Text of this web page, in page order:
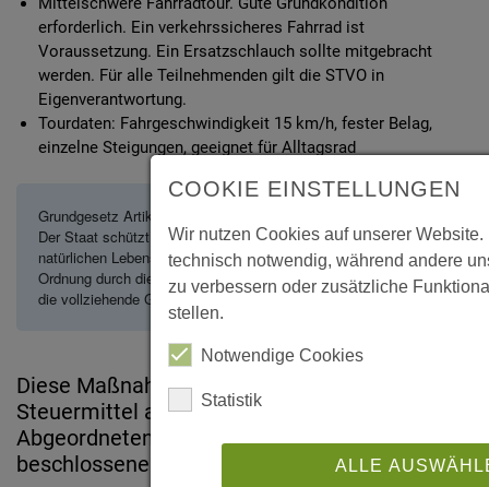
erforderlich. Ein verkehrssicheres Fahrrad ist
Voraussetzung. Ein Ersatzschlauch sollte mitgebracht
werden. Für alle Teilnehmenden gilt die STVO in
Eigenverantwortung.
Tourdaten: Fahrgeschwindigkeit 15 km/h, fester Belag,
einzelne Steigungen, geeignet für Alltagsrad
Grundgesetz Artikel 20a
Der Staat schützt auch in Verantwortung für die künftigen
natürlichen Lebensgrundlagen und die Tiere im Rahmen der
Ordnung durch die Gesetzgebung und nach Maßgabe von Gesetz
die vollziehende Gewalt und die Rechtsprechung.
Diese Maßnahme wird mitfinanziert durch
Steuermittel auf der Grundlage des von den
Abgeordneten des Sächsischen Landtags
beschlossenen Haushalts.
COOKIE EINSTELLUNGEN
Wir nutzen Cookies auf unserer
technisch notwendig, während andere
zu verbessern oder zusätzliche
stellen.
Notwendige Cookies
Statistik
ALLE